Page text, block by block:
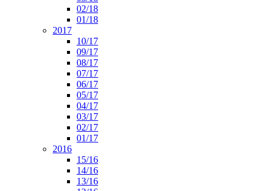
02/18
01/18
2017
10/17
09/17
08/17
07/17
06/17
05/17
04/17
03/17
02/17
01/17
2016
15/16
14/16
13/16